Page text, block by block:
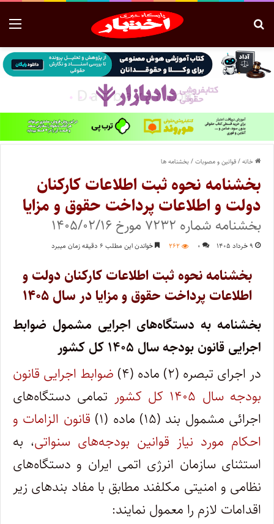
خانه/قوانین و مصوبات/بخشنامه ها
بخشنامه نحوه ثبت اطلاعات کارکنان
دولت و اطلاعات پرداخت حقوق و مزایا
بخشنامه شماره ۷۲۳۲ مورخ ۱۴۰۵/۰۲/۱۶
۹ خرداد ۱۴۰۵ ۰ ۲۶۲ خواندن این مطلب ۶ دقیقه زمان میبرد
بخشنامه نحوه ثبت اطلاعات کارکنان دولت و
اطلاعات پرداخت حقوق و مزایا در سال ۱۴۰۵
بخشنامه به دستگاه‌های اجرایی مشمول ضوابط
اجرایی قانون بودجه سال ۱۴۰۵ کل کشور
در اجرای تبصره (۲) ماده (۴)
ضوابط اجرایی قانون
بودجه سال ۱۴۰۵ کل کشور
تمامی دستگاه‌های
اجرائی مشمول بند (۱۵) ماده (۱)
قانون الزامات و
احکام مورد نیاز قوانین بودجه‌‌های سنواتی، به
استثنای سازمان انرژی اتمی ایران و دستگاه‌های
نظامی و امنیتی مکلفند مطابق با مفاد بندهای زیر
اقدامات لازم را معمول نمایند: